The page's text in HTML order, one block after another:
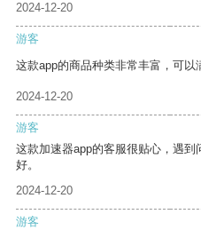
2024-12-20
游客
这款app的商品种类非常丰富，可以
2024-12-20
游客
这款加速器app的客服很贴心，遇
好。
2024-12-20
游客